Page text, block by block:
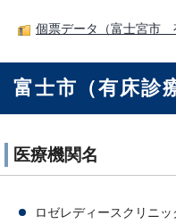
個票データ（富士宮市
富士市（有床診
医療機関名
ロゼレディースクリニッ